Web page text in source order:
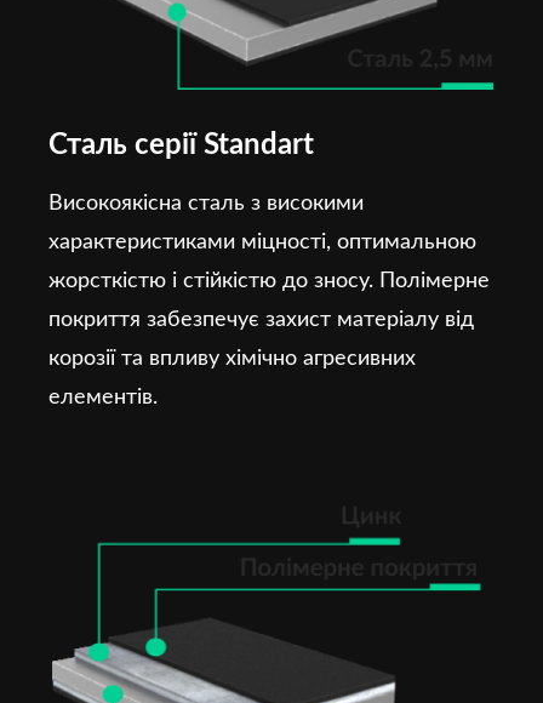
Сталь серії Standart
Високоякісна сталь з високими
характеристиками міцності, оптимальною
жорсткістю і стійкістю до зносу. Полімерне
покриття забезпечує захист матеріалу від
корозії та впливу хімічно агресивних
елементів.